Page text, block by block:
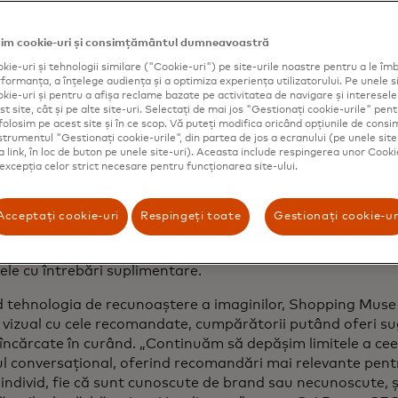
personal de cumpărături — chiar
cel care cumpără cadouri
noi avem darul de a oferi cadouri; altora ne lipsește
bazate pe inteligență artificială ajută deja
să își adapteze experiențele de cumpărături la
Dar ce se întâmplă cu cei dragi nouă? În urmă cu un
a lansatShopping Muse, un asistent personal cu
pot vorbi prin intermediul unei interfețe de
cu consumatorii prin conversații în limbaj
specifice pentru a găsi pachetele de produse potrivite,
pentru dvs. sau pentru altcineva. De exemplu,
ar trebui să-i dau fiului meu de 15 ani de sărbători?”
cu întrebări suplimentare.
tehnologia de recunoaștere a imaginilor, Shopping
vizual cu cele recomandate, cumpărătorii putând oferi
în curând. „Continuăm să depășim limitele a
conversațional, oferind recomandări mai relevante
fie că sunt cunoscute de brand sau necunoscute,
cookie-uri și consimțământul dumneavoastră
uri și tehnologii similare ("Cookie-uri") pe site-urile noastre pentru a le
a înțelege audiența și a optimiza experiența utilizatorului. Pe unele
uri și pentru a afișa reclame bazate pe activitatea de navigare și
site, cât și pe alte site-uri. Selectați de mai jos "Gestionați cookie-urile"
pe acest site și în ce scop. Vă puteți modifica oricând opțiunile de
"Gestionați cookie-urile", din partea de jos a ecranului (pe unele
link, în loc de buton pe unele site-uri). Aceasta include respingerea unor
celor strict necesare pentru funcționarea site-ului.
cookie-uri Respingeți toate Gestionați cookie-